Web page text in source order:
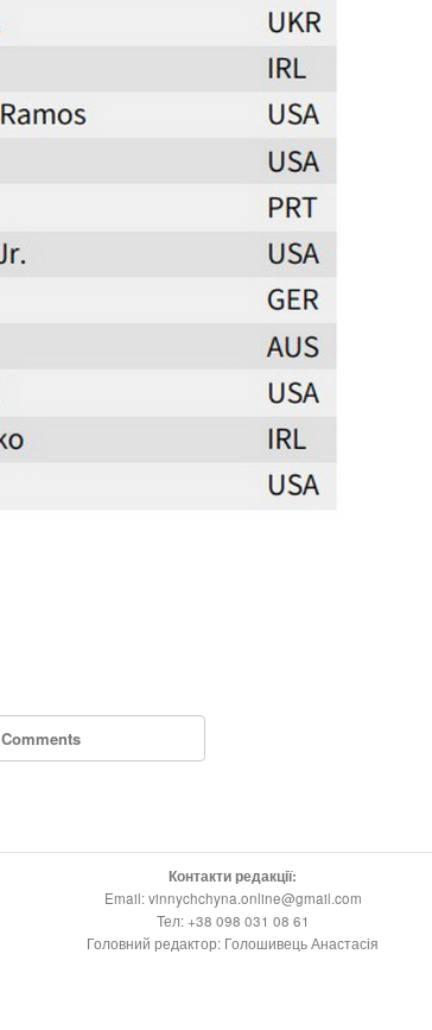
Контакти редакції:
Email: vinnychchyna.online@gmail.com
Тел: +38 098 031 08 61
Головний редактор: Голошивець Анастасія